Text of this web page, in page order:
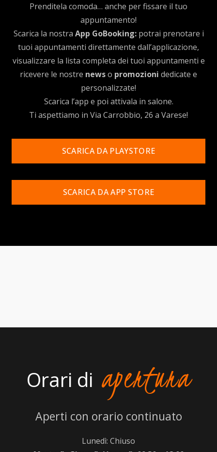
Prenditela comoda… anche per fissare il tuo
appuntamento!
Scarica la nostra App GoBooking:potrai prenotare i
tuoi appuntamenti direttamente dall’applicazione,
visualizzare la lista completa dei tuoi appuntamenti e
ricevere le nostre newso promozioni dedicate e
personalizzate!
Scarica l’app e poi attivala in salone.
Ti aspettiamo in Via Carrobbio, 26 a Varese!
SCARICA DA PLAYSTORE
SCARICA DA APP STORE
Orari di apertura
Aperti con orario continuato
Lunedì: Chiuso